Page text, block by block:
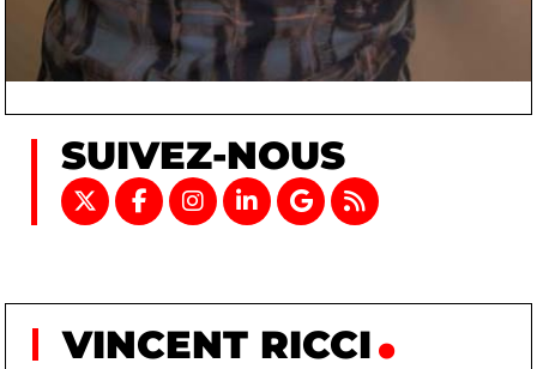
SUIVEZ-NOUS
VINCENT RICCI